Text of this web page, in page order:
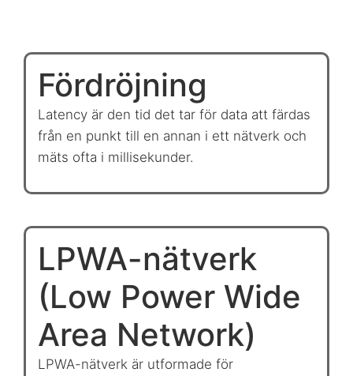
Fördröjning
Latency är den tid det tar för data att färdas
från en punkt till en annan i ett nätverk och
mäts ofta i millisekunder.
LPWA-nätverk
(Low Power Wide
Area Network)
LPWA-nätverk är utformade för